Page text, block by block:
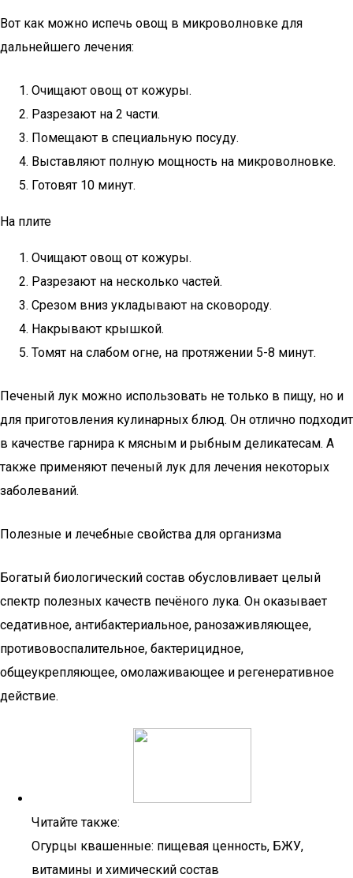
Вот как можно испечь овощ в микроволновке для
дальнейшего лечения:
Очищают овощ от кожуры.
Разрезают на 2 части.
Помещают в специальную посуду.
Выставляют полную мощность на микроволновке.
Готовят 10 минут.
На плите
Очищают овощ от кожуры.
Разрезают на несколько частей.
Срезом вниз укладывают на сковороду.
Накрывают крышкой.
Томят на слабом огне, на протяжении 5-8 минут.
Печеный лук можно использовать не только в пищу, но и
для приготовления кулинарных блюд. Он отлично подходит
в качестве гарнира к мясным и рыбным деликатесам. А
также применяют печеный лук для лечения некоторых
заболеваний.
Полезные и лечебные свойства для организма
Богатый биологический состав обусловливает целый
спектр полезных качеств печёного лука. Он оказывает
седативное, антибактериальное, ранозаживляющее,
противовоспалительное, бактерицидное,
общеукрепляющее, омолаживающее и регенеративное
действие.
Читайте также:
Огурцы квашенные: пищевая ценность, БЖУ,
витамины и химический состав